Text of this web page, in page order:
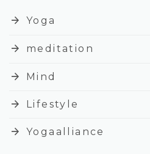
arrow_forward Yoga
arrow_forward
meditation
arrow_forward
Mind
arrow_forward Lifestyle
arrow_forward Yogaalliance